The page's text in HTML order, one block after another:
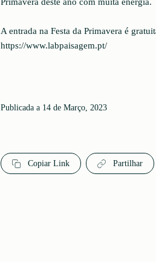
A entrada na Festa da Primavera é
https://www.labpaisagem.pt/
Publicada a 14 de Março, 2023
Copiar Link Partilhar